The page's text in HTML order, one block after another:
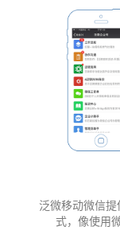
泛微移动微信
式，像使用